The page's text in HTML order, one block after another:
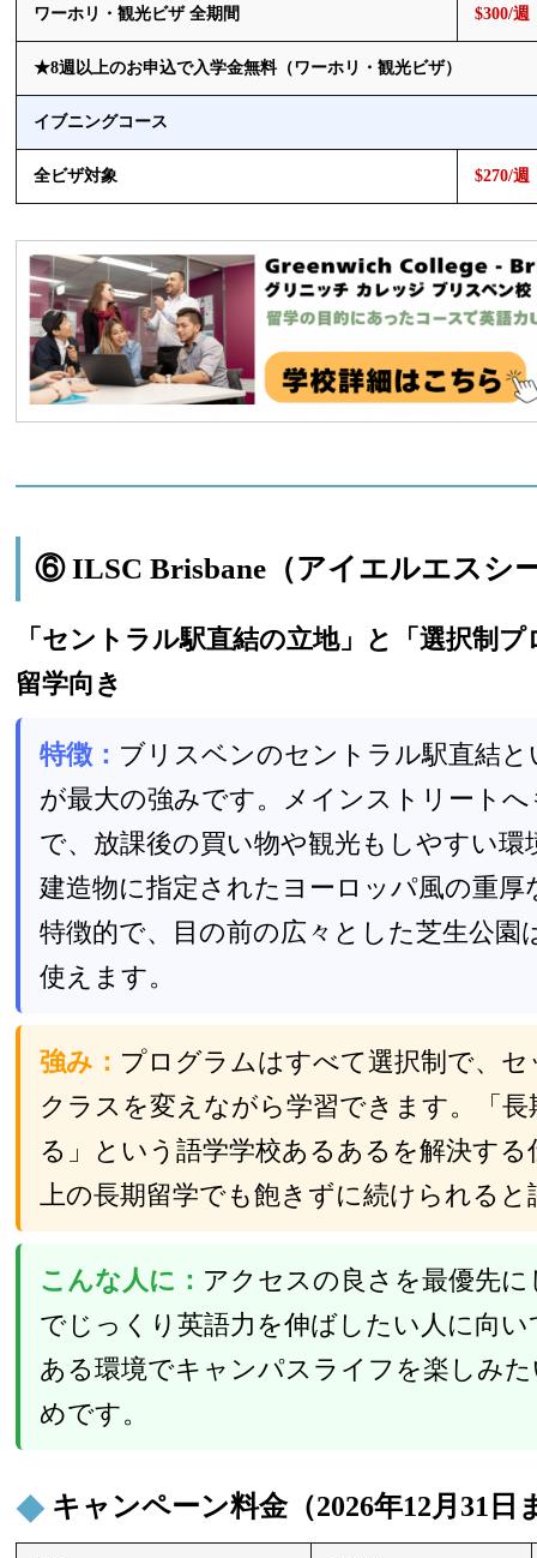
ワーホリ・観光ビザ 全期間 $300/週
★8週以上のお申込で入学金無料（ワーホリ・観光ビザ）
イブニングコース
全ビザ対象 $270/週
⑥ ILSC Brisbane（アイエルエスシ
「セントラル駅直結の立地」と「選択制
留学向き
特徴： ブリスベンのセントラル駅直結と
が最大の強みです。メインストリートへ
で、放課後の買い物や観光もしやすい環
建造物に指定されたヨーロッパ風の重
特徴的で、目の前の広々とした芝生公園
使えます。
強み： プログラムはすべて選択制で、
クラスを変えながら学習できます。「
る」という語学学校あるあるを解決する
上の長期留学でも飽きずに続けられると
こんな人に： アクセスの良さを最優先
でじっくり英語力を伸ばしたい人に向
ある環境でキャンパスライフを楽しみ
めです。
キャンペーン料金（2026年12月31日